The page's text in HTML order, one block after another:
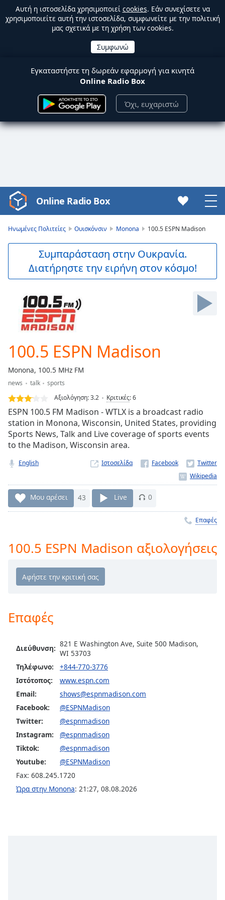
Αυτή η ιστοσελίδα χρησιμοποιεί cookies. Εάν συνεχίσετε να
χρησιμοποιείτε αυτή την ιστοσελίδα, συμφωνείτε με την πολιτική
μας σχετικά με τη χρήση των cookies.
Εγκαταστήστε τη δωρεάν εφαρμογή για κινητά
Online Radio Box
Όχι, ευχαριστώ
Video
Player
Skip
Forward
Current
Loaded:
0.00%
Stream
TypeLIVE
Seek to
live,
currently
behind
liveLIVE
Remaining
Time
1x
Chapters
Descriptions
selected
subtitles
settings,
opens
subtitles
settings
dialog
subtitles
off,
selected
Track
Online Radio Box
Ηνωμένες Πολιτείες Ουισκόνσιν Monona 100.5 ESPN Madison
Συμπαράσταση στην Ουκρανία.
Διατήρηστε την ειρήνη στον κόσμο!
100.5 ESPN Madison
Monona, 100.5 MHz FM
news talk
sports
Αξιολόγηση:3.2 Κριτικές:6
ESPN 100.5 FM Madison - WTLX is a broadcast radio
station in Monona, Wisconsin, United States, providing
Sports News, Talk and Live coverage of sports events
to the Madison, Wisconsin area.
English Ιστοσελίδα
Μου αρέσει 43 Live 0
Επαφές
100.5 ESPN Madison αξιολογήσεις
Επαφές
Διεύθυνση: 821 E Washington Ave, Suite 500 Madison,
WI 53703
Τηλέφωνο:
+844-770-3776
Ιστότοπος:
www.espn.com
Email:
shows@espnmadison.com
Facebook:
@ESPNMadison
Twitter:
@espnmadison
Instagram:
@espnmadison
Tiktok:
@espnmadison
Youtube:
@ESPNMadison
Fax: 608.245.1720
Ώρα στην Monona: 21:27, 08.08.2026